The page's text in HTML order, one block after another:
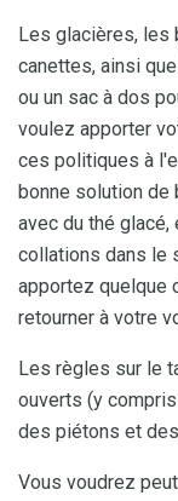
Les glacières, les
canettes, ainsi
ou un sac à dos
voulez apporter
ces politiques à
bonne solution
avec du thé
collations dans le
apportez quelque
retourner à votre
Les règles sur le
ouverts (y
des piétons et
Vous voudrez